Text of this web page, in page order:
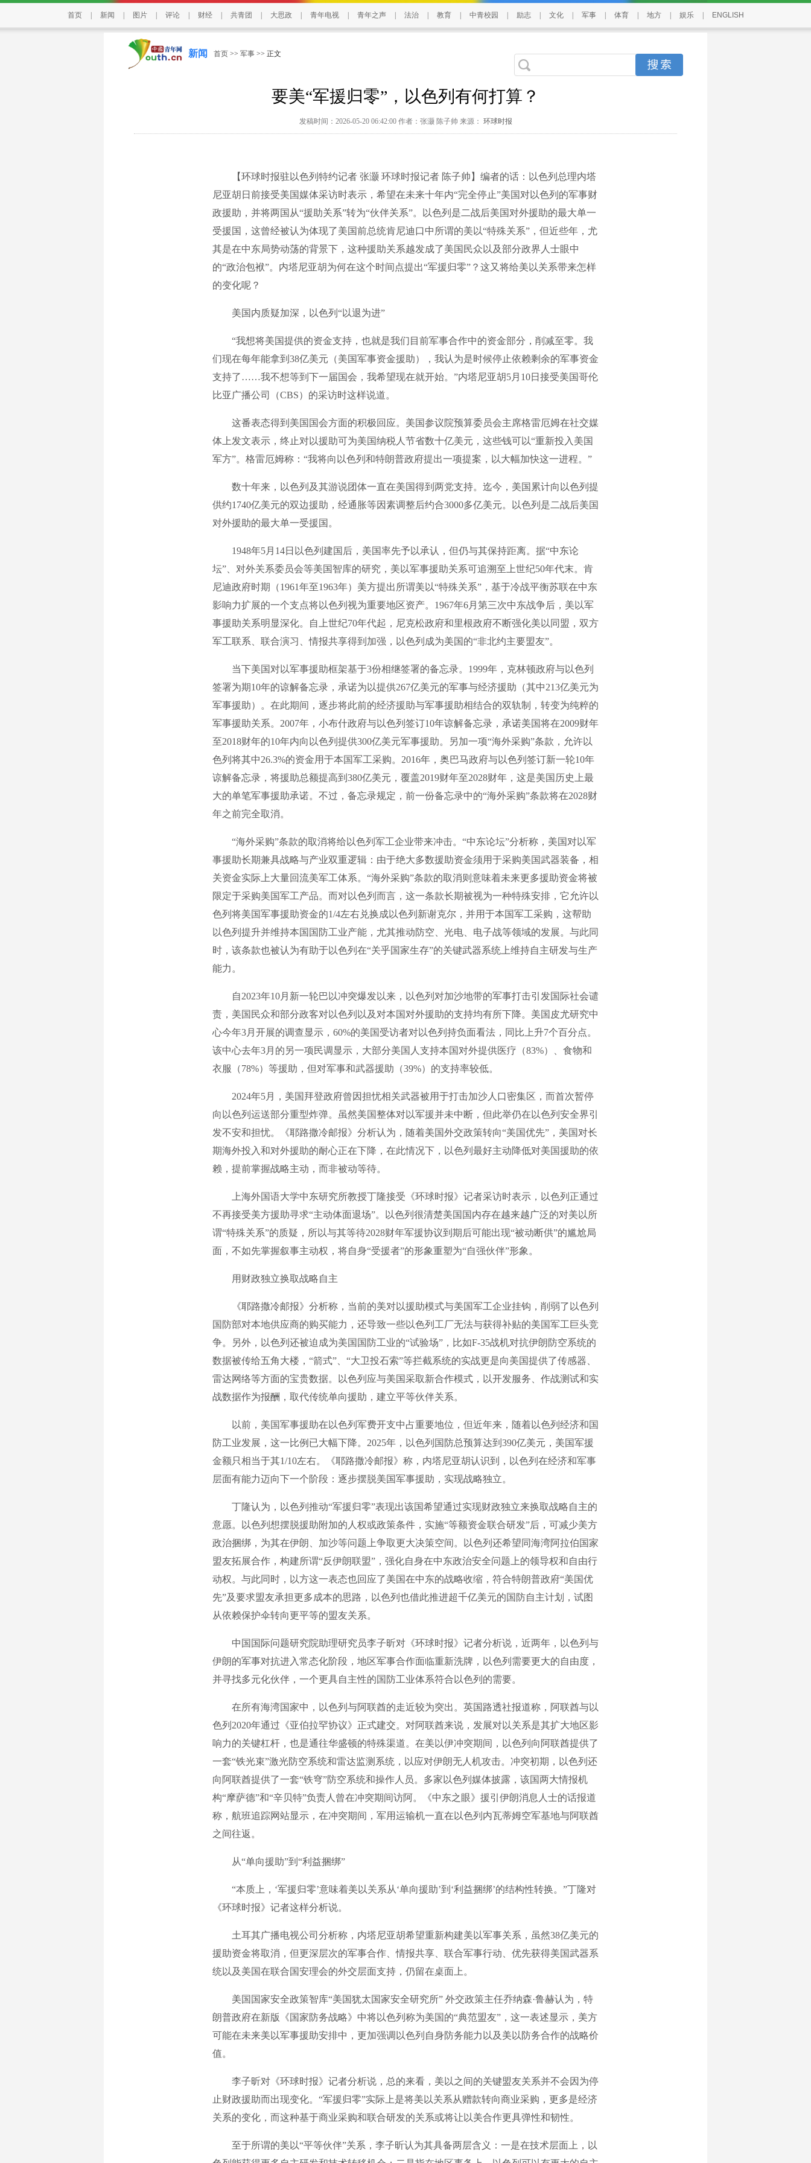
首页 新闻 图片 评论 财经 共青团 大思政 青年电视 青年之声 法治 教育 中青校园 励志 文化 军事 体育 地方 娱乐 ENGLISH
新闻 首页 >> 军事 >> 正文
要美“军援归零”，以色列有何打算？
发稿时间：2026-05-20 06:42:00 作者：张灏 陈子帅 来源： 环球时报
【环球时报驻以色列特约记者 张灏 环球时报记者 陈子帅】编者的话：以色列总理内塔
尼亚胡日前接受美国媒体采访时表示，希望在未来十年内“完全停止”美国对以色列的军事财
政援助，并将两国从“援助关系”转为“伙伴关系”。以色列是二战后美国对外援助的最大单一
受援国，这曾经被认为体现了美国前总统肯尼迪口中所谓的美以“特殊关系”，但近些年，尤
其是在中东局势动荡的背景下，这种援助关系越发成了美国民众以及部分政界人士眼中
的“政治包袱”。内塔尼亚胡为何在这个时间点提出“军援归零”？这又将给美以关系带来怎样
的变化呢？
美国内质疑加深，以色列“以退为进”
“我想将美国提供的资金支持，也就是我们目前军事合作中的资金部分，削减至零。我
们现在每年能拿到38亿美元（美国军事资金援助），我认为是时候停止依赖剩余的军事资金
支持了……我不想等到下一届国会，我希望现在就开始。”内塔尼亚胡5月10日接受美国哥伦
比亚广播公司（CBS）的采访时这样说道。
这番表态得到美国国会方面的积极回应。美国参议院预算委员会主席格雷厄姆在社交媒
体上发文表示，终止对以援助可为美国纳税人节省数十亿美元，这些钱可以“重新投入美国
军方”。格雷厄姆称：“我将向以色列和特朗普政府提出一项提案，以大幅加快这一进程。”
数十年来，以色列及其游说团体一直在美国得到两党支持。迄今，美国累计向以色列提
供约1740亿美元的双边援助，经通胀等因素调整后约合3000多亿美元。以色列是二战后美国
对外援助的最大单一受援国。
1948年5月14日以色列建国后，美国率先予以承认，但仍与其保持距离。据“中东论
坛”、对外关系委员会等美国智库的研究，美以军事援助关系可追溯至上世纪50年代末。肯
尼迪政府时期（1961年至1963年）美方提出所谓美以“特殊关系”，基于冷战平衡苏联在中东
影响力扩展的一个支点将以色列视为重要地区资产。1967年6月第三次中东战争后，美以军
事援助关系明显深化。自上世纪70年代起，尼克松政府和里根政府不断强化美以同盟，双方
军工联系、联合演习、情报共享得到加强，以色列成为美国的“非北约主要盟友”。
当下美国对以军事援助框架基于3份相继签署的备忘录。1999年，克林顿政府与以色列
签署为期10年的谅解备忘录，承诺为以提供267亿美元的军事与经济援助（其中213亿美元为
军事援助）。在此期间，逐步将此前的经济援助与军事援助相结合的双轨制，转变为纯粹的
军事援助关系。2007年，小布什政府与以色列签订10年谅解备忘录，承诺美国将在2009财年
至2018财年的10年内向以色列提供300亿美元军事援助。另加一项“海外采购”条款，允许以
色列将其中26.3%的资金用于本国军工采购。2016年，奥巴马政府与以色列签订新一轮10年
谅解备忘录，将援助总额提高到380亿美元，覆盖2019财年至2028财年，这是美国历史上最
大的单笔军事援助承诺。不过，备忘录规定，前一份备忘录中的“海外采购”条款将在2028财
年之前完全取消。
“海外采购”条款的取消将给以色列军工企业带来冲击。“中东论坛”分析称，美国对以军
事援助长期兼具战略与产业双重逻辑：由于绝大多数援助资金须用于采购美国武器装备，相
关资金实际上大量回流美军工体系。“海外采购”条款的取消则意味着未来更多援助资金将被
限定于采购美国军工产品。而对以色列而言，这一条款长期被视为一种特殊安排，它允许以
色列将美国军事援助资金的1/4左右兑换成以色列新谢克尔，并用于本国军工采购，这帮助
以色列提升并维持本国国防工业产能，尤其推动防空、光电、电子战等领域的发展。与此同
时，该条款也被认为有助于以色列在“关乎国家生存”的关键武器系统上维持自主研发与生产
能力。
自2023年10月新一轮巴以冲突爆发以来，以色列对加沙地带的军事打击引发国际社会谴
责，美国民众和部分政客对以色列以及对本国对外援助的支持均有所下降。美国皮尤研究中
心今年3月开展的调查显示，60%的美国受访者对以色列持负面看法，同比上升7个百分点。
该中心去年3月的另一项民调显示，大部分美国人支持本国对外提供医疗（83%）、食物和
衣服（78%）等援助，但对军事和武器援助（39%）的支持率较低。
2024年5月，美国拜登政府曾因担忧相关武器被用于打击加沙人口密集区，而首次暂停
向以色列运送部分重型炸弹。虽然美国整体对以军援并未中断，但此举仍在以色列安全界引
发不安和担忧。《耶路撒冷邮报》分析认为，随着美国外交政策转向“美国优先”，美国对长
期海外投入和对外援助的耐心正在下降，在此情况下，以色列最好主动降低对美国援助的依
赖，提前掌握战略主动，而非被动等待。
上海外国语大学中东研究所教授丁隆接受《环球时报》记者采访时表示，以色列正通过
不再接受美方援助寻求“主动体面退场”。以色列很清楚美国国内存在越来越广泛的对美以所
谓“特殊关系”的质疑，所以与其等待2028财年军援协议到期后可能出现“被动断供”的尴尬局
面，不如先掌握叙事主动权，将自身“受援者”的形象重塑为“自强伙伴”形象。
用财政独立换取战略自主
《耶路撒冷邮报》分析称，当前的美对以援助模式与美国军工企业挂钩，削弱了以色列
国防部对本地供应商的购买能力，还导致一些以色列工厂无法与获得补贴的美国军工巨头竞
争。另外，以色列还被迫成为美国国防工业的“试验场”，比如F-35战机对抗伊朗防空系统的
数据被传给五角大楼，“箭式”、“大卫投石索”等拦截系统的实战更是向美国提供了传感器、
雷达网络等方面的宝贵数据。以色列应与美国采取新合作模式，以开发服务、作战测试和实
战数据作为报酬，取代传统单向援助，建立平等伙伴关系。
以前，美国军事援助在以色列军费开支中占重要地位，但近年来，随着以色列经济和国
防工业发展，这一比例已大幅下降。2025年，以色列国防总预算达到390亿美元，美国军援
金额只相当于其1/10左右。《耶路撒冷邮报》称，内塔尼亚胡认识到，以色列在经济和军事
层面有能力迈向下一个阶段：逐步摆脱美国军事援助，实现战略独立。
丁隆认为，以色列推动“军援归零”表现出该国希望通过实现财政独立来换取战略自主的
意愿。以色列想摆脱援助附加的人权或政策条件，实施“等额资金联合研发”后，可减少美方
政治捆绑，为其在伊朗、加沙等问题上争取更大决策空间。以色列还希望同海湾阿拉伯国家
盟友拓展合作，构建所谓“反伊朗联盟”，强化自身在中东政治安全问题上的领导权和自由行
动权。与此同时，以方这一表态也回应了美国在中东的战略收缩，符合特朗普政府“美国优
先”及要求盟友承担更多成本的思路，以色列也借此推进超千亿美元的国防自主计划，试图
从依赖保护伞转向更平等的盟友关系。
中国国际问题研究院助理研究员李子昕对《环球时报》记者分析说，近两年，以色列与
伊朗的军事对抗进入常态化阶段，地区军事合作面临重新洗牌，以色列需要更大的自由度，
并寻找多元化伙伴，一个更具自主性的国防工业体系符合以色列的需要。
在所有海湾国家中，以色列与阿联酋的走近较为突出。英国路透社报道称，阿联酋与以
色列2020年通过《亚伯拉罕协议》正式建交。对阿联酋来说，发展对以关系是其扩大地区影
响力的关键杠杆，也是通往华盛顿的特殊渠道。在美以伊冲突期间，以色列向阿联酋提供了
一套“铁光束”激光防空系统和雷达监测系统，以应对伊朗无人机攻击。冲突初期，以色列还
向阿联酋提供了一套“铁穹”防空系统和操作人员。多家以色列媒体披露，该国两大情报机
构“摩萨德”和“辛贝特”负责人曾在冲突期间访阿。《中东之眼》援引伊朗消息人士的话报道
称，航班追踪网站显示，在冲突期间，军用运输机一直在以色列内瓦蒂姆空军基地与阿联酋
之间往返。
从“单向援助”到“利益捆绑”
“本质上，‘军援归零’意味着美以关系从‘单向援助’到‘利益捆绑’的结构性转换。”丁隆对
《环球时报》记者这样分析说。
土耳其广播电视公司分析称，内塔尼亚胡希望重新构建美以军事关系，虽然38亿美元的
援助资金将取消，但更深层次的军事合作、情报共享、联合军事行动、优先获得美国武器系
统以及美国在联合国安理会的外交层面支持，仍留在桌面上。
美国国家安全政策智库“美国犹太国家安全研究所” 外交政策主任乔纳森·鲁赫认为，特
朗普政府在新版《国家防务战略》中将以色列称为美国的“典范盟友”，这一表述显示，美方
可能在未来美以军事援助安排中，更加强调以色列自身防务能力以及美以防务合作的战略价
值。
李子昕对《环球时报》记者分析说，总的来看，美以之间的关键盟友关系并不会因为停
止财政援助而出现变化。“军援归零”实际上是将美以关系从赠款转向商业采购，更多是经济
关系的变化，而这种基于商业采购和联合研发的关系或将让以美合作更具弹性和韧性。
至于所谓的美以“平等伙伴”关系，李子昕认为其具备两层含义：一是在技术层面上，以